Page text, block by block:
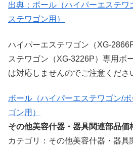
出典：ボール（ハイパーエステワ
ステワゴン用）
ハイパーエステワゴン（XG-
ステワゴン（XG-3226P）専用ボ
は対応しませんのでご注意くださ
ボール（ハイパーエステワゴン/
ゴン用）
その他美容什器・器具関連部品価
カテゴリ：その他美容什器・器具